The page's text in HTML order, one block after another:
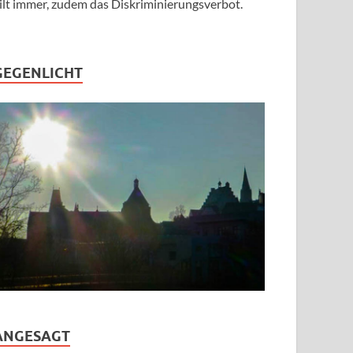
immer, zudem das Diskriminierungsverbot.